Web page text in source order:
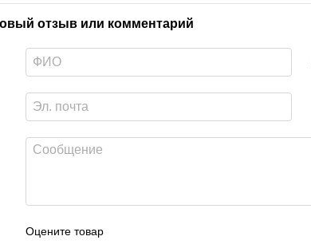
отзыв или комментарий
Оцените товар